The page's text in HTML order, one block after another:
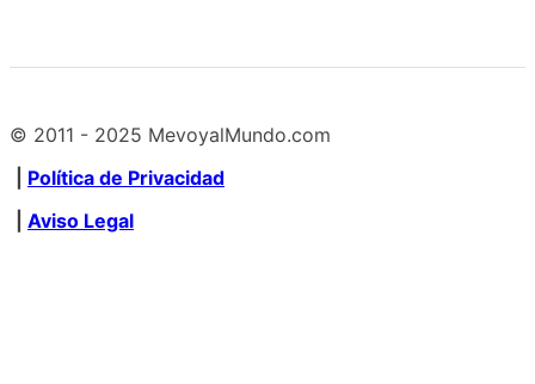
© 2011 - 2025 MevoyalMundo.com
Política de Privacidad
Aviso Legal